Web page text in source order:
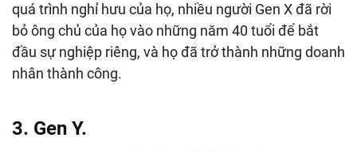
quá trình nghỉ hưu của họ, nhiều người Gen X đã rời
bỏ ông chủ của họ vào những năm 40 tuổi để bắt
đầu sự nghiệp riêng, và họ đã trở thành những doanh
nhân thành công.
3. Gen Y.